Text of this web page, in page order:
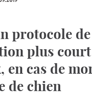
protocole de
plus
en cas de
de chien